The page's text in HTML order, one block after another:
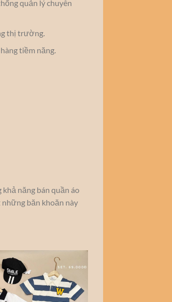
quản lý chuyên
thị trường.
tiềm năng.
năng bán quần áo
những băn khoăn này